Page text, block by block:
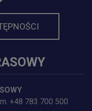
+48 783 700 500